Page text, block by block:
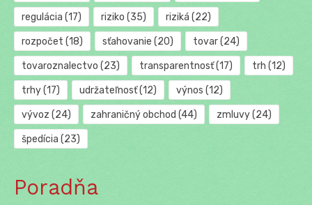
regulácia (17) riziko (35) riziká (22)
rozpočet (18) sťahovanie (20) tovar(24)
tovaroznalectvo (23) transparentnosť(17) trh (12)
trhy(17) udržateľnosť(12) výnos (12)
vývoz (24) zahraničný obchod (44) zmluvy(24)
špedícia (23)
Poradňa